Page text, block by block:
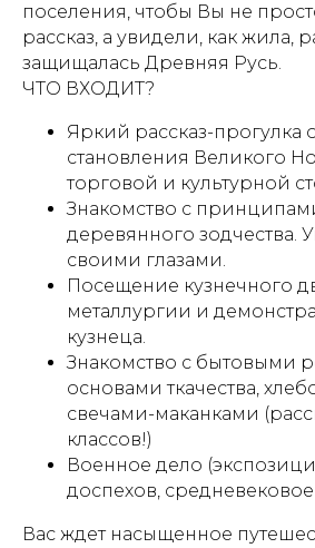
поселения, чтобы Вы не
рассказ, а увидели, как жила,
защищалась Древняя Русь.
ЧТО ВХОДИТ?
Яркий рассказ-прогулка
становления Великого
торговой и культурной
Знакомство с
деревянного зодчества.
своими глазами.
Посещение кузнечного
металлургии и
кузнеца.
Знакомство с бытовыми
основами ткачества,
свечами-маканками
классов!)
Военное дело
доспехов,
Вас ждет насыщенное